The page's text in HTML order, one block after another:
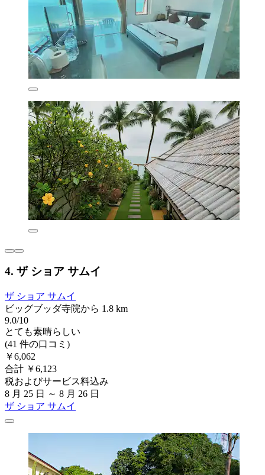
4. ザ ショア サムイ
ザ ショア サムイ
ビッグブッダ寺院から 1.8 km
9.0/10
とても素晴らしい
(41 件の口コミ)
￥6,062
合計 ￥6,123
税およびサービス料込み
8 月 25 日 ～ 8 月 26 日
ザ ショア サムイ